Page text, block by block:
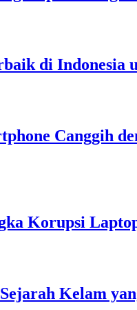
di
Canggih
Korupsi
Kelam